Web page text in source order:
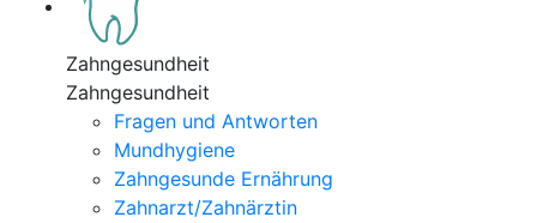
Zahngesundheit
Zahngesundheit
Fragen und Antworten
Mundhygiene
Zahngesunde Ernährung
Zahnarzt/Zahnärztin